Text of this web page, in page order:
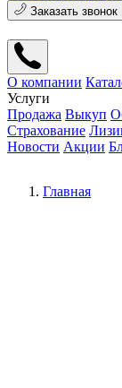
Заказать звонок
О компании
Услуги
Продажа Выкуп
Страхование
Новости Акции
Главная